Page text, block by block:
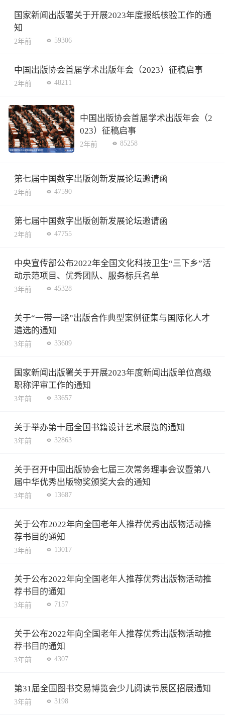
国家新闻出版署关于开展2023年度报纸核验工作的通
知
2年前 59306
中国出版协会首届学术出版年会（2023）征稿启事
2年前 48211
中国出版协会首届学术出版年会（2
023）征稿启事
2年前 85258
第七届中国数字出版创新发展论坛邀请函
2年前 47590
第七届中国数字出版创新发展论坛邀请函
2年前 47755
中央宣传部公布2022年全国文化科技卫生“三下乡”活
动示范项目、优秀团队、服务标兵名单
3年前 45328
关于“一带一路”出版合作典型案例征集与国际化人才
遴选的通知
3年前 33609
国家新闻出版署关于开展2023年度新闻出版单位高级
职称评审工作的通知
3年前 33657
关于举办第十届全国书籍设计艺术展览的通知
3年前 32863
关于召开中国出版协会七届三次常务理事会议暨第八
届中华优秀出版物奖颁奖大会的通知
3年前 13687
关于公布2022年向全国老年人推荐优秀出版物活动推
荐书目的通知
3年前 13017
关于公布2022年向全国老年人推荐优秀出版物活动推
荐书目的通知
3年前 7157
关于公布2022年向全国老年人推荐优秀出版物活动推
荐书目的通知
3年前 4307
第31届全国图书交易博览会少儿阅读节展区招展通知
3年前 3198